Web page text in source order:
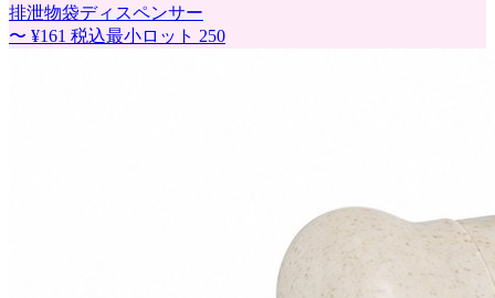
排泄物袋ディスペンサー
〜 ¥161 税込最小ロット 250